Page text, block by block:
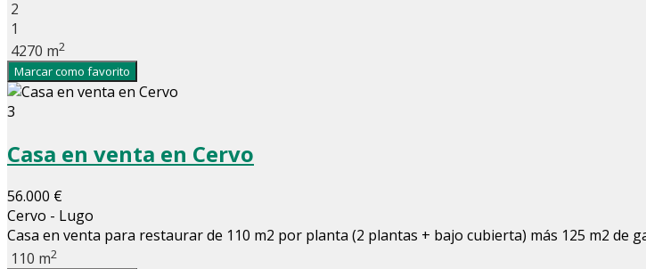
2
1
4270 m2
Marcar como favorito
3
Casa en venta en Cervo
56.000 €
Cervo - Lugo
Casa en venta para restaurar de 110 m2 por planta (2 plantas + bajo cubierta) más 125 m2 de
110 m2